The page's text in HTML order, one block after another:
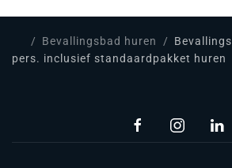
Bevallingsbad huren
pers. inclusief standaardpakket huren